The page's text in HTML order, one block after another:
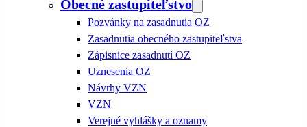
Obecné zastupiteľstvo
Pozvánky na zasadnutia OZ
Zasadnutia obecného zastupiteľstva
Zápisnice zasadnutí OZ
Uznesenia OZ
Návrhy VZN
VZN
Verejné vyhlášky a oznamy